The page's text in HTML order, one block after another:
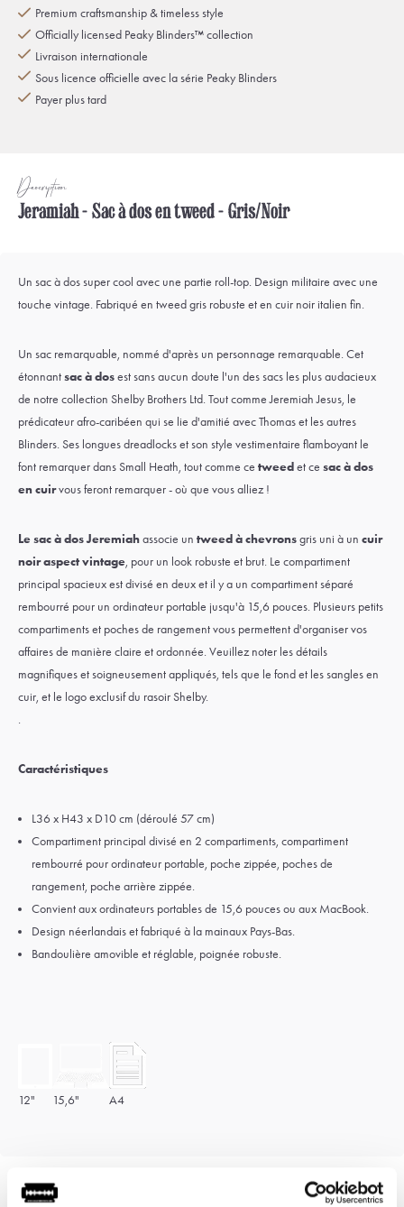
Premium craftsmanship & timeless style
Officially licensed Peaky Blinders™ collection
Livraison internationale
Sous licence officielle avec la série Peaky Blinders
Payer plus tard
Description
Jeramiah - Sac à dos en tweed - Gris/Noir
Un sac à dos super cool avec une partie roll-top. Design militaire avec une
touche vintage. Fabriqué en tweed gris robuste et en cuir noir italien fin.
Un sac remarquable, nommé d'après un personnage remarquable. Cet
étonnantsac à dosest sans aucun doute l'un des sacs les plus audacieux
de notre collection Shelby Brothers Ltd. Tout commeJeremiah Jesus, le
prédicateur afro-caribéen qui se lie d'amitié avecThomaset les autres
Blinders. Ses longues dreadlocks et son style vestimentaire flamboyant le
font remarquer dansSmall Heath, tout comme ce tweedet ce sac à dos
en cuirvous feront remarquer - où que vous alliez !
Le sac à dos Jeremiahassocie un tweed à chevronsgris uni à un cuir
noir aspect vintage, pour un look robuste et brut. Le compartiment
principal spacieux est divisé en deux et il y a un compartiment séparé
rembourré pour un ordinateur portable jusqu'à 15,6 pouces. Plusieurs petits
compartiments et poches de rangement vous permettent d'organiser vos
affaires de manière claire et ordonnée. Veuillez noter les détails
magnifiques et soigneusement appliqués, tels que le fond et les sangles en
cuir, et le logo exclusif du rasoir Shelby.
.
Caractéristiques
L36 x H43 x D10 cm (déroulé 57 cm)
Compartiment principal divisé en 2 compartiments, compartiment
rembourré pour ordinateur portable, poche zippée, poches de
rangement, poche arrière zippée.
Convient aux ordinateurs portables de 15,6 pouces ou aux MacBook.
Design néerlandais et fabriqué à la mainaux Pays-Bas.
Bandoulière amovible et réglable, poignée robuste.
12" 15,6" A4